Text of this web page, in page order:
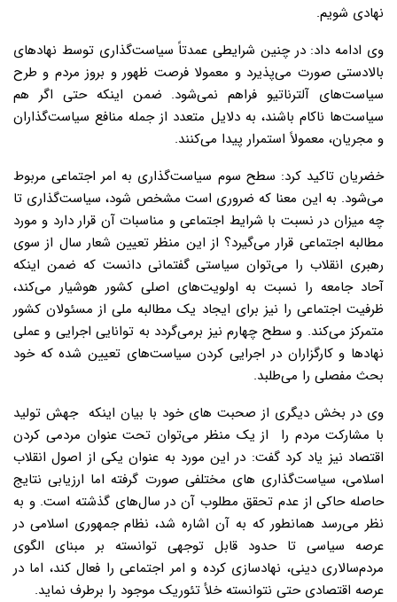
نهادی شویم.
وی ادامه داد: در چنین شرایطی عمدتاً سیاست‌گذاری توسط نهادهای
بالادستی صورت می‌پذیرد و معمولا فرصت ظهور و بروز مردم و طرح
سیاست‌های آلترناتیو فراهم نمی‌شود. ضمن اینکه حتی اگر هم
سیاست‌ها ناکام باشند، به دلایل متعدد از جمله منافع سیاست‌گذاران
و مجریان، معمولاً استمرار پیدا می‌کنند.
خضریان تاکید کرد: سطح سوم سیاست‌گذاری به امر اجتماعی مربوط
می‌شود. به این معنا که ضروری است مشخص شود، سیاست‌گذاری تا
چه میزان در نسبت با شرایط اجتماعی و مناسبات آن قرار دارد و مورد
مطالبه اجتماعی قرار می‌گیرد؟ از این منظر تعیین شعار سال از سوی
رهبری انقلاب را می‌توان سیاستی گفتمانی دانست که ضمن اینکه
آحاد جامعه را نسبت به اولویت‌های اصلی کشور هوشیار می‌کند،
ظرفیت اجتماعی را نیز برای ایجاد یک مطالبه ملی از مسئولان کشور
متمرکز می‌کند. و سطح چهارم نیز برمی‌گردد به توانایی اجرایی و عملی
نهادها و کارگزاران در اجرایی کردن سیاست‌های تعیین شده که خود
بحث مفصلی را می‌طلبد.
وی در بخش دیگری از صحبت های خود با بیان اینکه جهش تولید
با مشارکت مردم را از یک منظر می‌توان تحت عنوان مردمی کردن
اقتصاد نیز یاد کرد گفت: در این مورد به عنوان یکی از اصول انقلاب
اسلامی، سیاست‌گذاری‌ های مختلفی صورت گرفته اما ارزیابی نتایج
حاصله حاکی از عدم تحقق مطلوب آن در سال‌های گذشته است. و به
نظر می‌رسد همانطور که به آن اشاره شد، نظام جمهوری اسلامی در
عرصه سیاسی تا حدود قابل توجهی توانسته بر مبنای الگوی
مردم‌سالاری دینی، نهادسازی کرده و امر اجتماعی را فعال کند، اما در
عرصه اقتصادی حتی نتوانسته خلأ تئوریک موجود را برطرف نماید.